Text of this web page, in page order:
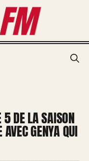
5 DE LA SAISON
GENYA QUI